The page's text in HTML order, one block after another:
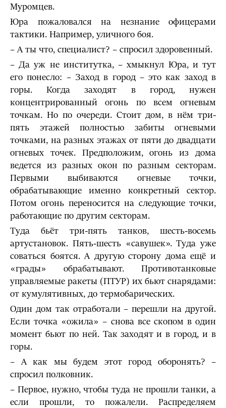
Муромцев.
Юра пожаловался на незнание офицерами
тактики. Например, уличного боя.
– А ты что, специалист? – спросил здоровенный.
– Да уж не институтка, – хмыкнул Юра, и тут
его понесло: – Заход в город – это как заход в
горы. Когда заходят в город, нужен
концентрированный огонь по всем огневым
точкам. Но по очереди. Стоит дом, в нём три-
пять этажей полностью забиты огневыми
точками, на разных этажах от пяти до двадцати
огневых точек. Предположим, огонь из дома
ведется из разных окон по разным секторам.
Первыми выбиваются огневые точки,
обрабатывающие именно конкретный сектор.
Потом огонь переносится на следующие точки,
работающие по другим секторам.
Туда бьёт три-пять танков, шесть-восемь
артустановок. Пять-шесть «савушек». Туда уже
соваться боятся. А другую сторону дома ещё и
«грады» обрабатывают. Противотанковые
управляемые ракеты (ПТУР) их бьют снарядами:
от кумулятивных, до термобарических.
Один дом так отработали – перешли на другой.
Если точка «ожила» – снова все скопом в один
момент бьют по ней. Так заходят и в город, и в
горы.
– А как мы будем этот город оборонять? –
спросил полковник.
– Первое, нужно, чтобы туда не прошли танки, а
если прошли, то пожалели. Распределяем